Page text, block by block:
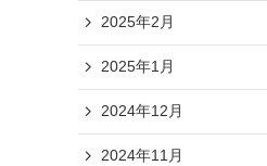
2025年2月
2025年1月
2024年12月
2024年11月